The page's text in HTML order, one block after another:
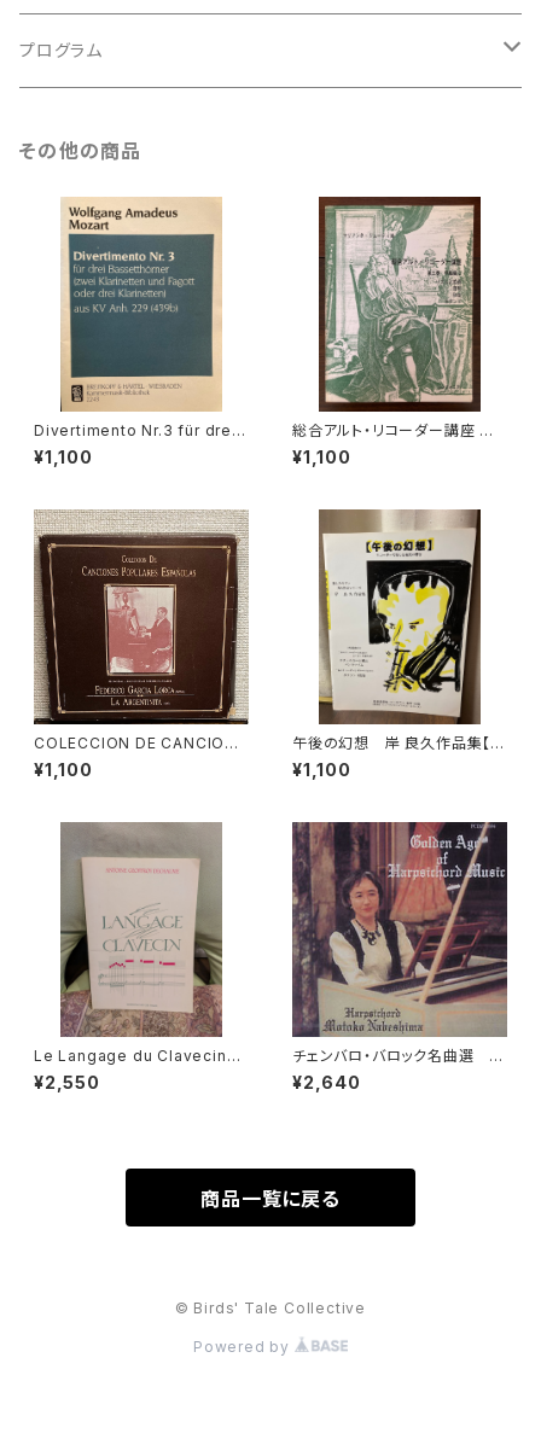
ルネサンス
古楽以外
古楽
プログラム
古楽以外
その他の商品
Divertimento Nr.3 für drei
Basetthörner(zwei klarinet
ten und Fagotto oder drei
madeus Mozart】出版社：BR
EITKOPF&HÄRTEL 1987年
¥1,100
総合アルト・リコーダー講座 第3
巻 中級編2 リズムと拍節 音程
和音 カデンツ【著者：マリアン
¥1,100
COLECCION DE CANCIONE
S POPULARES ESPAÑOLAS
【演奏者：FEDERICO GARCIA
¥1,100
午後の幻想 岸 良久作品集【製
作：音楽企画社 ハーモニー】出
版社：音楽企画社 ハーモニ
¥1,100
Le Langage du Clavecin
【著者：ANTOINE GEOFFROY
DECHAUME】出版社：EDITIO
¥2,550
チェンバロ・バロック名曲選 G
olden Age of Harpsichord
Music 【演奏：鍋島元子】
¥2,640
商品一覧に戻る
© Birds' Tale Collective
Powered by